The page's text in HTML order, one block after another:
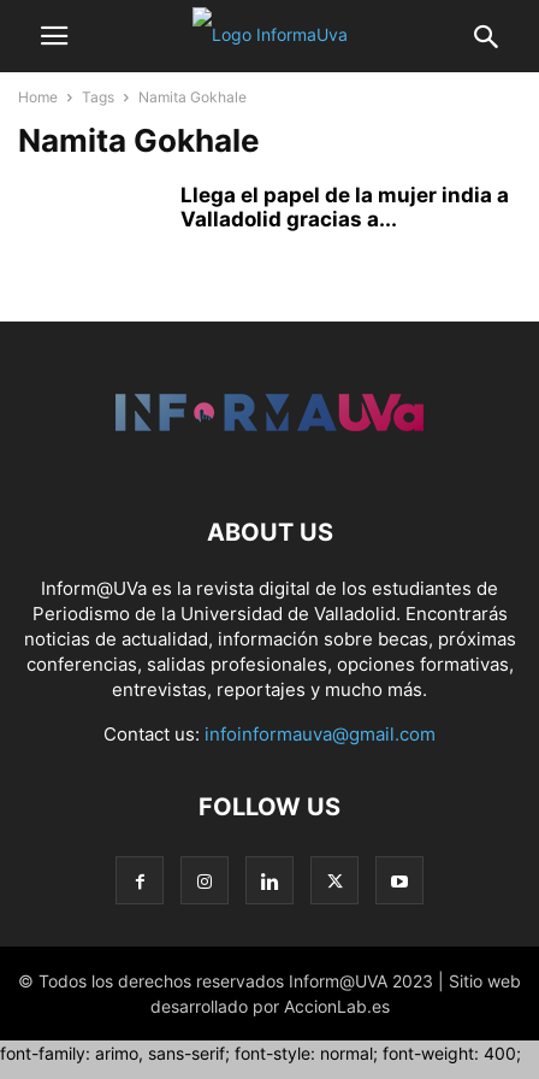
Home Tags Namita Gokhale
Namita Gokhale
Llega el papel de la mujer india a
Valladolid gracias a...
ABOUT US
Inform@UVa es la revista digital de los estudiantes de
Periodismo de la Universidad de Valladolid. Encontrarás
noticias de actualidad, información sobre becas, próximas
conferencias, salidas profesionales, opciones formativas,
entrevistas, reportajes y mucho más.
Contact us: infoinformauva@gmail.com
FOLLOW US
© Todos los derechos reservados Inform@UVA 2023 | Sitio web
desarrollado por AccionLab.es
font-family: arimo, sans-serif; font-style: normal; font-weight: 400;